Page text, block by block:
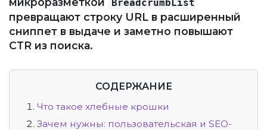
BreadcrumbList
превращают строку URL в расширенный
сниппет в выдаче и заметно повышают
CTR из поиска.
СОДЕРЖАНИЕ
Что такое хлебные крошки
Зачем нужны: пользовательская и SEO-